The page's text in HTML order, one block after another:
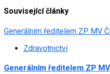
Související články
Generálním ředitelem ZP MV
Zdravotnictví
Generálním ředitelem ZP